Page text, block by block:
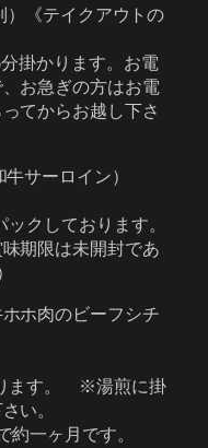
《テイクアウトの
掛かります。お電
お急ぎの方はお電
てからお越し下さ
サーロイン）
クしております。
期限は未開封であ
ホ肉のビーフシチ
ます。 ※湯煎に掛
い。
一ヶ月です。